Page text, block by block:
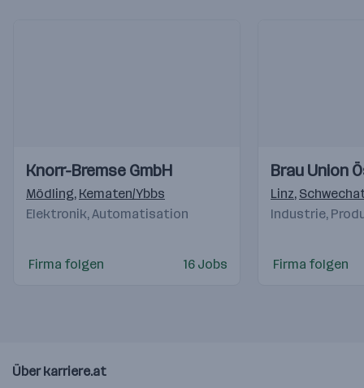
Videos
Einblicke
Einblicke
Knorr-Bremse GmbH
Mödling, Kematen/Ybbs
Elektronik, Automatisation
Firma folgen 16 Jobs
Videos
Einblicke
Einblicke
Brau Union
Linz,
Industrie,
Firma folgen
Über karriere.at